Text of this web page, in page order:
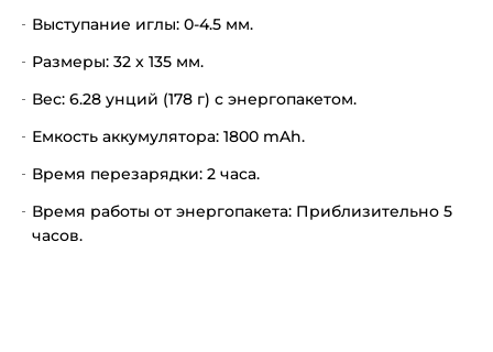
Выступание иглы: 0-4.5 мм.
Размеры: 32 x 135 мм.
Вес: 6.28 унций (178 г) с энергопакетом.
Емкость аккумулятора: 1800 mAh.
Время перезарядки: 2 часа.
Время работы от энергопакета: Приблизительно 5
часов.